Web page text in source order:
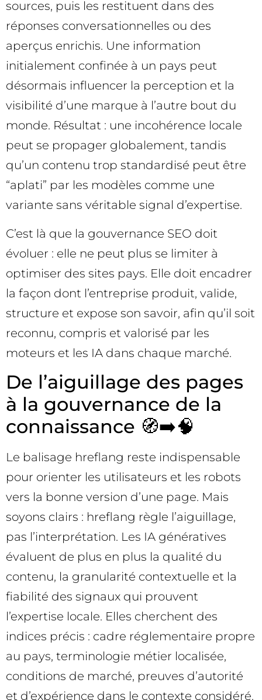
sources, puis les restituent dans des
réponses conversationnelles ou des
aperçus enrichis. Une information
initialement confinée à un pays peut
désormais influencer la perception et la
visibilité d’une marque à l’autre bout du
monde. Résultat : une incohérence locale
peut se propager globalement, tandis
qu’un contenu trop standardisé peut être
“aplati” par les modèles comme une
variante sans véritable signal d’expertise.
C’est là que la gouvernance SEO doit
évoluer : elle ne peut plus se limiter à
optimiser des sites pays. Elle doit encadrer
la façon dont l’entreprise produit, valide,
structure et expose son savoir, afin qu’il soit
reconnu, compris et valorisé par les
moteurs et les IA dans chaque marché.
De l’aiguillage des pages
à la gouvernance de la
connaissance 🧭➡️🧠
Le balisage hreflang reste indispensable
pour orienter les utilisateurs et les robots
vers la bonne version d’une page. Mais
soyons clairs : hreflang règle l’aiguillage,
pas l’interprétation. Les IA génératives
évaluent de plus en plus la qualité du
contenu, la granularité contextuelle et la
fiabilité des signaux qui prouvent
l’expertise locale. Elles cherchent des
indices précis : cadre réglementaire propre
au pays, terminologie métier localisée,
conditions de marché, preuves d’autorité
et d’expérience dans le contexte considéré.